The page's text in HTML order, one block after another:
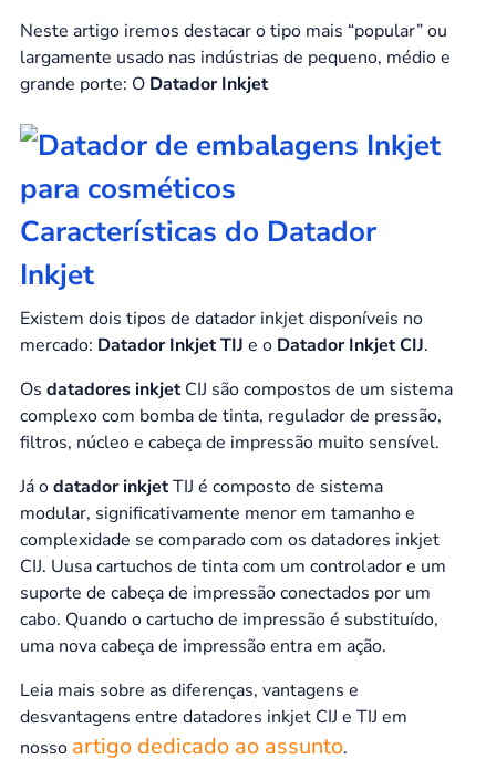
Neste artigo iremos destacar o tipo mais “popular” ou
largamente usado nas indústrias de pequeno, médio e
grande porte: O Datador Inkjet
Características do Datador
Inkjet
Existem dois tipos de datador inkjet disponíveis no
mercado: Datador Inkjet TIJ e o Datador Inkjet CIJ.
Os datadores inkjetCIJ são compostos de um sistema
complexo com bomba de tinta, regulador de pressão,
filtros, núcleo e cabeça de impressão muito sensível.
Já odatador inkjetTIJ é composto de sistema
modular, significativamente menor em tamanho e
complexidade se comparado com os datadores inkjet
CIJ. Uusa cartuchos de tinta com um controlador e um
suporte de cabeça de impressão conectados por um
cabo. Quando o cartucho de impressão é substituído,
uma nova cabeça de impressão entra em ação.
Leia mais sobre as diferenças, vantagens e
desvantagens entre datadores inkjet CIJ e TIJ em
nosso artigo dedicado ao assunto.